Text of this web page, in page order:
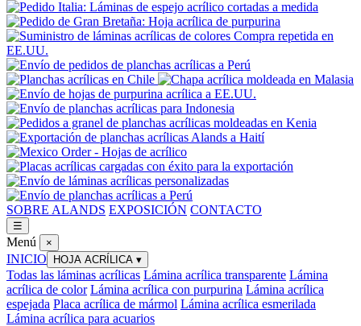
SOBRE ALANDS EXPOSICIÓN CONTACTO
☰
Menú ×
INICIO HOJA ACRÍLICA ▾
Todas las láminas acrílicas Lámina acrílica transparente Lámina
acrílica de color Lámina acrílica con purpurina Lámina acrílica
espejada Placa acrílica de mármol Lámina acrílica esmerilada
Lámina acrílica para acuarios